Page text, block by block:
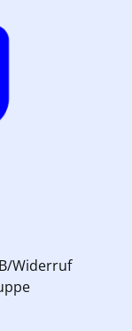
Widerruf